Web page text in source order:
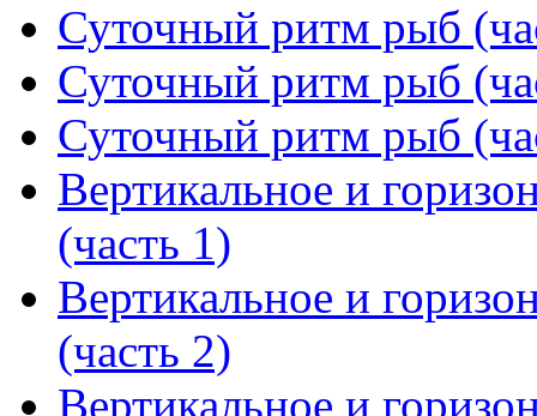
Суточный ритм рыб
Суточный ритм рыб
Суточный ритм рыб
Вертикальное и
(часть 1)
Вертикальное и
(часть 2)
Вертикальное и